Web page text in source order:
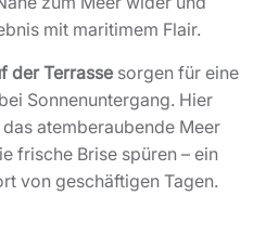
mit maritimem Flair.
der Terrasse sorgen für eine
Sonnenuntergang. Hier
atemberaubende Meer
frische Brise spüren – ein
von geschäftigen Tagen.